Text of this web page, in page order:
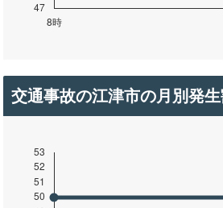
交通事故の江津市の月別発